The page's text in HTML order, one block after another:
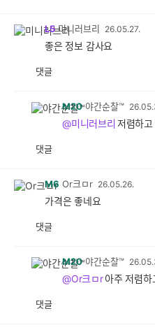
L5 미니러브리 26.05.27.
좋은 정보 감사요
댓글
M20 야간순찰™
@미니러브리 저렴하
댓글
M6 Or크ㅁr 26.05.26.
가격은 좋네요
댓글
M20 야간순찰™
@Or크ㅁr아주 저렴
댓글